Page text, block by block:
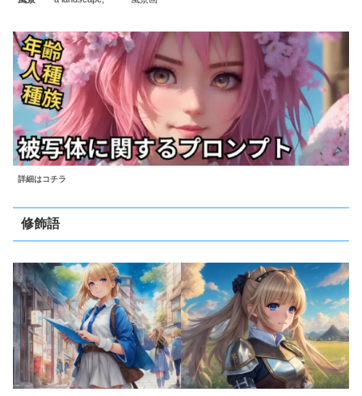
詳細はコチラ
修飾語